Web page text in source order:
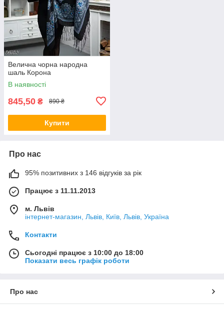
Велична чорна народна
шаль Корона
В наявності
845,50 ₴ 890 ₴
Купити
Про нас
95% позитивних з 146 відгуків за рік
Працює з 11.11.2013
м. Львів
інтернет-магазин, Львів, Київ, Львів, Україна
Контакти
Сьогодні працює з 10:00 до 18:00
Показати весь графік роботи
Про нас